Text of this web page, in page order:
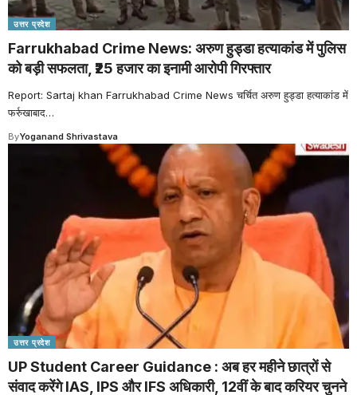
उत्तर प्रदेश
Farrukhabad Crime News: अरुण हुड्डा हत्याकांड में पुलिस
को बड़ी सफलता, ₹25 हजार का इनामी आरोपी गिरफ्तार
Report: Sartaj khan Farrukhabad Crime News चर्चित अरुण हुड्डा हत्याकांड में
फर्रुखाबाद…
ByYoganand Shrivastava
उत्तर प्रदेश
UP Student Career Guidance : अब हर महीने छात्रों से
संवाद करेंगे IAS, IPS और IFS अधिकारी, 12वीं के बाद करियर चुनने